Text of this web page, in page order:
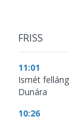
FRISS
11:01
Ismét
Dunára
10:26